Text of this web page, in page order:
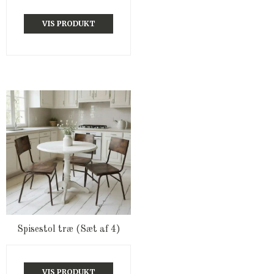
VIS PRODUKT
Spisestol træ (Sæt af 4)
VIS PRODUKT